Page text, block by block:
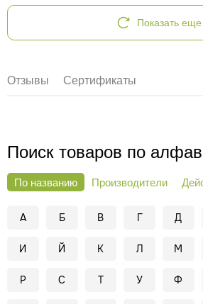
Показать еще
Отзывы Сертификаты
Поиск товаров по
По названию Производители
А Б В Г Д
И Й К Л М
Р С Т У Ф